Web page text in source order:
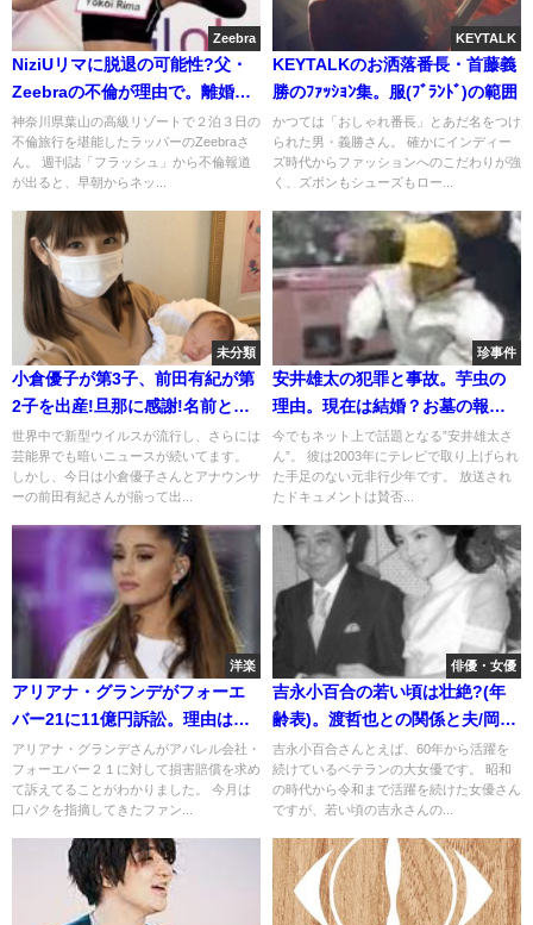
Zeebra
NiziUリマに脱退の可能性?父・
Zeebraの不倫が理由で。離婚か
別居も
神奈川県葉山の高級リゾートで２泊３日の
不倫旅行を堪能したラッパーのZeebraさ
ん。 週刊誌「フラッシュ」から不倫報道
が出ると、早朝からネッ...
KEYTALK
KEYTALKのお洒落番長・首藤義
勝のﾌｧｯｼｮﾝ集。服(ﾌﾞﾗﾝﾄﾞ)の範囲
かつては「おしゃれ番長」とあだ名をつけ
られた男・義勝さん。 確かにインディー
ズ時代からファッションへのこだわりが強
く、ズボンもシューズもロー...
未分類
小倉優子が第3子、前田有紀が第
2子を出産!旦那に感謝!名前と性
別(画像)
世界中で新型ウイルスが流行し、さらには
芸能界でも暗いニュースが続いてます。
しかし、今日は小倉優子さんとアナウンサ
ーの前田有紀さんが揃って出...
珍事件
安井雄太の犯罪と事故。芋虫の
理由。現在は結婚？お墓の報告
で死去説
今でもネット上で話題となる”安井雄太さ
ん”。 彼は2003年にテレビで取り上げられ
た手足のない元非行少年です。 放送され
たドキュメントは賛否...
洋楽
アリアナ・グランデがフォーエ
バー21に11億円訴訟。理由はそ
っくり起用
アリアナ・グランデさんがアパレル会社・
フォーエバー２１に対して損害賠償を求め
て訴えてることがわかりました。 今月は
口パクを指摘してきたファン...
俳優・女優
吉永小百合の若い頃は壮絶?(年
齢表)。渡哲也との関係と夫/岡田
太郎の癌と自宅
吉永小百合さんとえば、60年から活躍を
続けているベテランの大女優です。 昭和
の時代から令和まで活躍を続けた女優さん
ですが、若い頃の吉永さんの...